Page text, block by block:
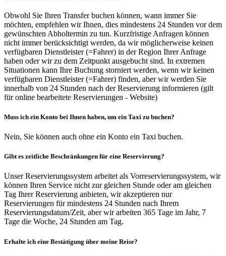
Obwohl Sie Ihren Transfer buchen können, wann immer Sie
möchten, empfehlen wir Ihnen, dies mindestens 24 Stunden vor dem
gewünschten Abholtermin zu tun. Kurzfristige Anfragen können
nicht immer berücksichtigt werden, da wir möglicherweise keinen
verfügbaren Dienstleister (=Fahrer) in der Region Ihrer Anfrage
haben oder wir zu dem Zeitpunkt ausgebucht sind. In extremen
Situationen kann Ihre Buchung storniert werden, wenn wir keinen
verfügbaren Dienstleister (=Fahrer) finden, aber wir werden Sie
innerhalb von 24 Stunden nach der Reservierung informieren (gilt
für online bearbeitete Reservierungen - Website)
Muss ich ein Konto bei Ihnen haben, um ein Taxi zu buchen?
Nein, Sie können auch ohne ein Konto ein Taxi buchen.
Gibt es zeitliche Beschränkungen für eine Reservierung?
Unser Reservierungssystem arbeitet als Vorreservierungssystem, wir
können Ihren Service nicht zur gleichen Stunde oder am gleichen
Tag Ihrer Reservierung anbieten, wir akzeptieren nur
Reservierungen für mindestens 24 Stunden nach Ihrem
Reservierungsdatum/Zeit, aber wir arbeiten 365 Tage im Jahr, 7
Tage die Woche, 24 Stunden am Tag.
Erhalte ich eine Bestätigung über meine Reise?